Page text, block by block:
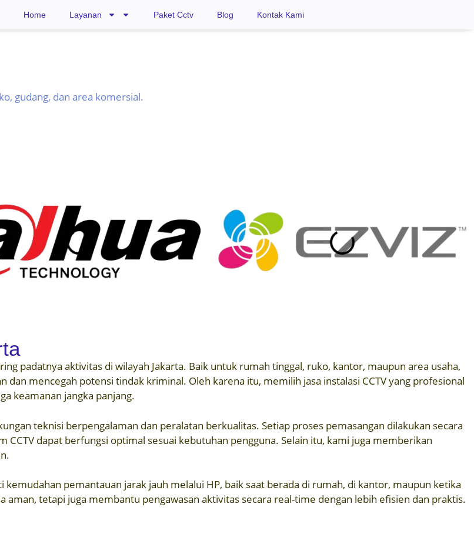
Home Layanan Paket Cctv Blog Kontak Kami
gudang, dan area komersial.
padatnya aktivitas di wilayah Jakarta. Baik untuk rumah tinggal, ruko, kantor, maupun area usaha,
mencegah potensi tindak kriminal. Oleh karena itu, memilih jasa instalasi CCTV yang profesional
keamanan jangka panjang.
teknisi berpengalaman dan peralatan berkualitas. Setiap proses pemasangan dilakukan secara
CCTV dapat berfungsi optimal sesuai kebutuhan pengguna. Selain itu, kami juga memberikan
pemantauan jarak jauh melalui HP, baik saat berada di rumah, di kantor, maupun ketika
tetapi juga membantu pengawasan aktivitas secara real-time dengan lebih efisien dan praktis.